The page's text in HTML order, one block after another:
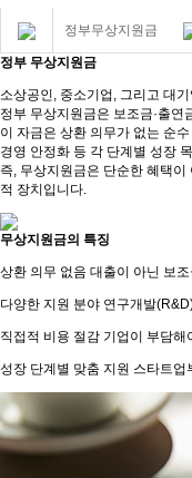
정부무상지원금
정부 무상지원금
소상공인, 중소기업, 그리고 대
정부 무상지원금은 보조금·출
이 자금은 상환 의무가 없는 순
경영 안정화 등 각 단계별 성장
즉, 무상지원금은 단순한 혜택
적 장치입니다.
무상지원금의 특징
상환 의무 없음 대출이 아닌 보
다양한 지원 분야 연구개발
직접적 비용 절감 기업이 부담해
성장 단계별 맞춤 지원 스타트업